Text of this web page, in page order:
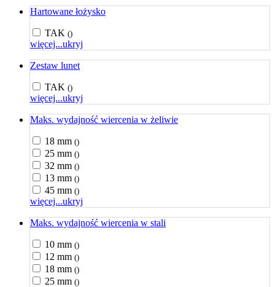
Hartowane łożysko
TAK ()
więcej...ukryj
Zestaw lunet
TAK ()
więcej...ukryj
Maks. wydajność wiercenia w żeliwie
18 mm ()
25 mm ()
32 mm ()
13 mm ()
45 mm ()
więcej...ukryj
Maks. wydajność wiercenia w stali
10 mm ()
12 mm ()
18 mm ()
25 mm ()